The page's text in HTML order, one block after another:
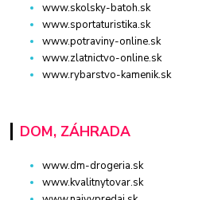
www.skolsky-batoh.sk
www.sportaturistika.sk
www.potraviny-online.sk
www.zlatnictvo-online.sk
www.rybarstvo-kamenik.sk
DOM, ZÁHRADA
www.dm-drogeria.sk
www.kvalitnytovar.sk